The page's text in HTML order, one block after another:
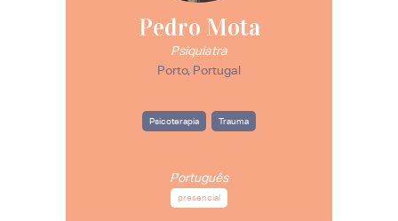
Pedro Mota
Psiquiatra
Porto, Portugal
Psicoterapia Trauma
Português
presencial